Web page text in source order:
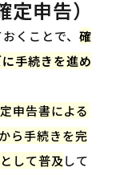
申告）
くことで、 確
手続きを進め
申告書による
ら手続きを完
して普及して